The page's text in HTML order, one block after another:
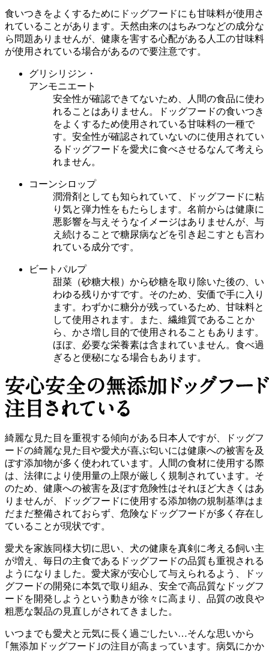
食いつきをよくするためにドッグフードにも甘味料が使用さ
れていることがあります。天然由来のはちみつなどの成分な
ら問題ありませんが、健康を害する心配がある人工の甘味料
が使用されている場合があるので要注意です。
グリシリジン・
アンモニエート
安全性が確認できてないため、人間の食品に使わ
れることはありません。ドッグフードの食いつき
をよくするため使用されている甘味料の一種で
す。安全性が確認されていないのに使用されてい
るドッグフードを愛犬に食べさせるなんて考えら
れません。
コーンシロップ
潤滑剤としても知られていて、ドッグフードに粘
り気と弾力性をもたらします。名前からは健康に
悪影響を与えそうなイメージはありませんが、与
え続けることで糖尿病などを引き起こすとも言わ
れている成分です。
ビートパルプ
甜菜（砂糖大根）から砂糖を取り除いた後の、い
わゆる残りかすです。そのため、安価で手に入り
ます。わずかに糖分が残っているため、甘味料と
して使用されます。また、繊維質であることか
ら、かさ増し目的で使用されることもあります。
ほぼ、必要な栄養素は含まれていません。食べ過
ぎると便秘になる場合もあります。
綺麗な見た目を重視する傾向がある日本人ですが、ドッグフ
ードの綺麗な見た目や愛犬が喜ぶ匂いには健康への被害を及
ぼす添加物が多く使われています。人間の食材に使用する際
は、法律により使用量の上限が厳しく規制されています。そ
のため、健康への被害を及ぼす危険性はそれほど大きくはあ
りませんが、ドッグフードに使用する添加物の規制基準はま
だまだ整備されておらず、危険なドッグフードが多く存在し
ていることが現状です。
愛犬を家族同様大切に思い、犬の健康を真剣に考える飼い主
が増え、毎日の主食であるドッグフードの品質も重視される
ようになりました。愛犬家が安心して与えられるよう、ドッ
グフードの開発に本気で取り組み、安全で高品質なドッグフ
ードを開発しようという動きが徐々に高まり、品質の改良や
粗悪な製品の見直しがされてきました。
いつまでも愛犬と元気に長く過ごしたい…そんな思いから
｢無添加ドッグフード｣の注目が高まっています。病気にかか